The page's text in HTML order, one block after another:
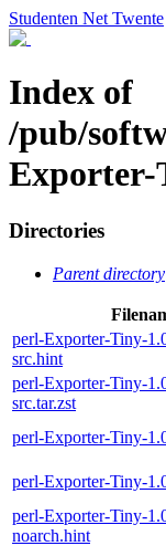
Studenten Net Twente
Index of
/pub/
Exporter-
Directories
Parent directory
perl-Exporter-Tiny-
src.hint
perl-Exporter-Tiny-
src.tar.zst
perl-Exporter-Tiny-
perl-Exporter-Tiny-
perl-Exporter-Tiny-
noarch.hint